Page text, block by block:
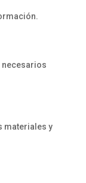
necesarios
materiales y